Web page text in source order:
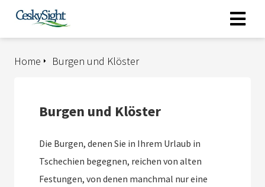
Burgen und Klöster
Home
Burgen und Klöster
Die Burgen, denen Sie in Ihrem Urlaub in
Tschechien begegnen, reichen von alten
Festungen, von denen manchmal nur eine